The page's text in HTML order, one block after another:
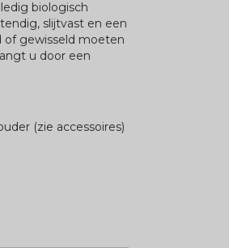
biologisch
slijtvast en een
of gewisseld moeten
u door een
(zie accessoires)